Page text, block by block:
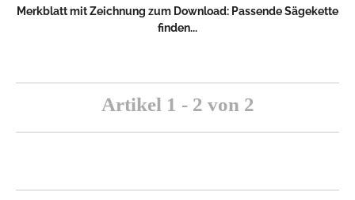
Merkblatt mit Zeichnung zum Download: Passende Sägekette
finden...
Artikel 1 - 2 von 2